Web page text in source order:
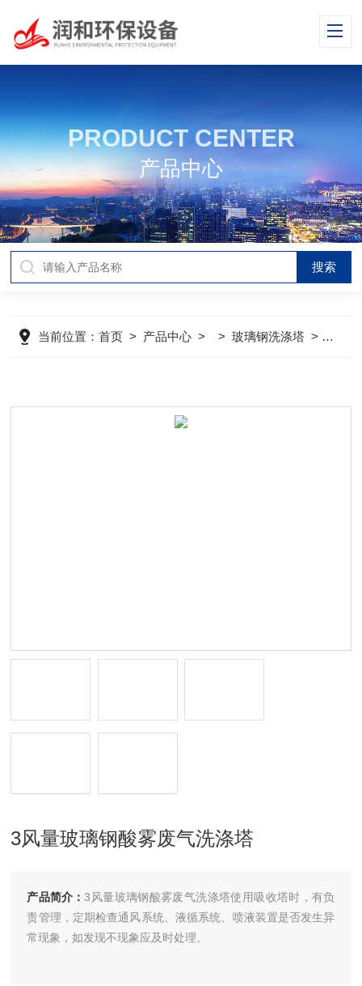
PRODUCT CENTER
产品中心
当前位置：首页 > 产品中心 > >玻璃钢洗涤塔 > 3风量
3风量玻璃钢酸雾废气洗涤塔
产品简介：3风量玻璃钢酸雾废气洗涤塔使用吸收塔时，有负
责管理，定期检查通风系统、液循系统、喷液装置是否发生异
常现象，如发现不现象应及时处理。